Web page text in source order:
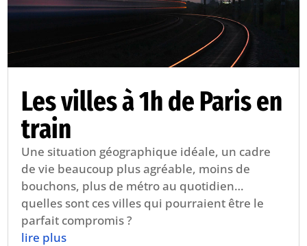
Les villes à 1h de Paris en
train
Une situation géographique idéale, un cadre
de vie beaucoup plus agréable, moins de
bouchons, plus de métro au quotidien…
quelles sont ces villes qui pourraient être le
parfait compromis ?
lire plus